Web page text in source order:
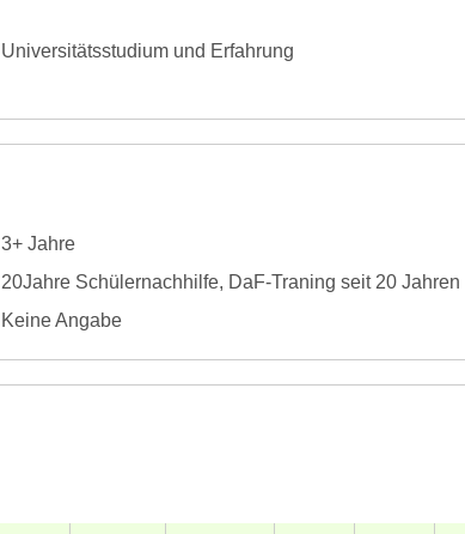
Universitätsstudium und Erfahrung
3+ Jahre
20Jahre Schülernachhilfe, DaF-Traning seit 20 Jahren
Keine Angabe